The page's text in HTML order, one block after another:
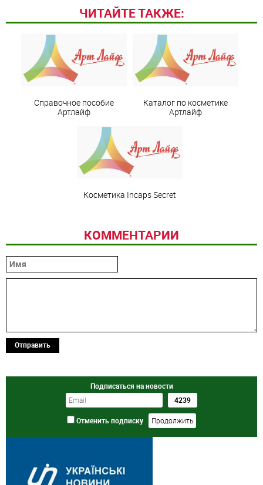
ЧИТАЙТЕ ТАКЖЕ:
Справочное пособие
Артлайф
Каталог по косметике
Артлайф
Косметика Incaps Secret
КОММЕНТАРИИ
Отправить
Подписаться на новости
Отменить подписку